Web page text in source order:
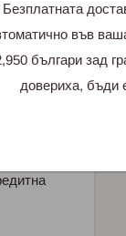
Безплатната
във
българи зад
довериха, бъди
данни